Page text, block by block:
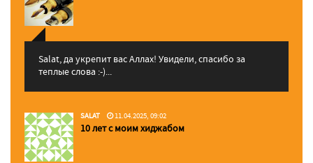
Salat, да укрепит вас Аллаx! Увидели, спасибо за
теплые слова :-)...
SALAT 11.04.2025, 09:02
10 лет с моим хиджабом